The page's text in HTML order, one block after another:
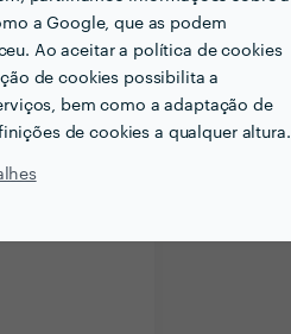
a Google, que as podem
Ao aceitar a política de cookies
de cookies possibilita a
bem como a adaptação de
de cookies a qualquer altura.
5 a 10
três
da